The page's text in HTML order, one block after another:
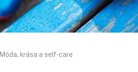
Móda, krása a self-care